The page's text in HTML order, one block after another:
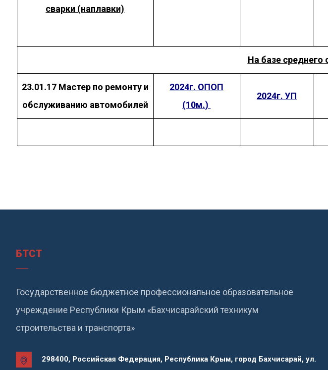
сварки (наплавки)
На базе среднего
23.01.17 Мастер по ремонту и
обслуживанию автомобилей
2024г. ОПОП
(10м.)
2024г. УП
БТСТ
Государственное бюджетное профессиональное образовательное
учреждение Республики Крым «Бахчисарайский техникум
строительства и транспорта»
298400, Российская Федерация, Республика Крым, город Бахчисарай, ул.